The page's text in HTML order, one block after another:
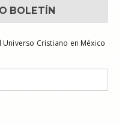
BOLETÍN
Cristiano en México